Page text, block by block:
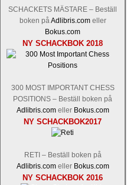
SCHACKETS MÄSTARE – Beställ
boken påAdlibris.comeller
Bokus.com
NY SCHACKBOK 2018
300 MOST IMPORTANT CHESS
POSITIONS – Beställ boken på
Adlibris.comeller Bokus.com
NY SCHACKBOK2017
RETI – Beställ boken på
Adlibris.comeller Bokus.com
NY SCHACKBOK 2016